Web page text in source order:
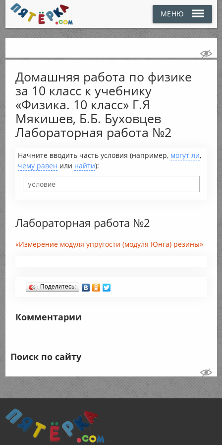
МЕНЮ
Домашняя работа по физике
за 10 класс к учебнику
«Физика. 10 класс» Г.Я
Мякишев, Б.Б. Буховцев
Лабораторная работа №2
Начните вводить часть условия (например, могут ли,
чему равен или найти):
Лабораторная работа №2
«Измерение модуля упругости (модуля Юнга) резины»
Поделитесь:
Комментарии
Поиск по сайту